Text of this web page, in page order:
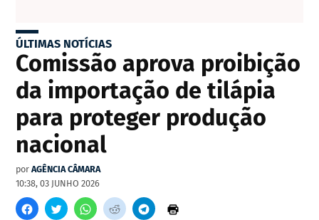
ÚLTIMAS NOTÍCIAS
Comissão aprova proibição
da importação de tilápia
para proteger produção
nacional
por AGÊNCIA CÂMARA
10:38, 03 JUNHO 2026